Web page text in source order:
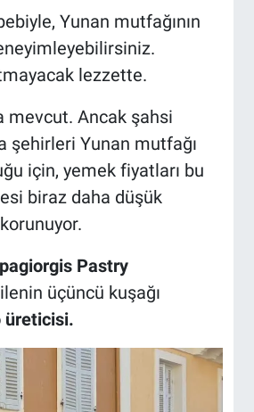
Yunan mutfağının
lezzette.
mevcut. Ancak şahsi
şehirleri Yunan mutfağı
için, yemek fiyatları bu
biraz daha düşük
Pastry
üçüncü kuşağı
üreticisi.